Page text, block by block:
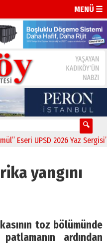
MENÜ ☰
Eseri UPSD 2026 Yaz
yangını
toz bölümünde
ardından